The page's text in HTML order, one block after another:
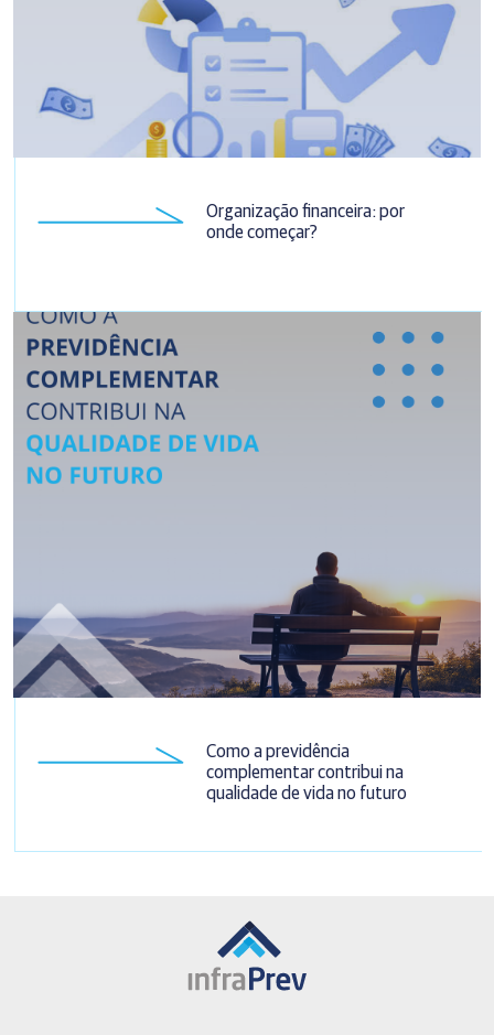
Organização financeira: por
onde começar?
Como a previdência
complementar contribui na
qualidade de vida no futuro